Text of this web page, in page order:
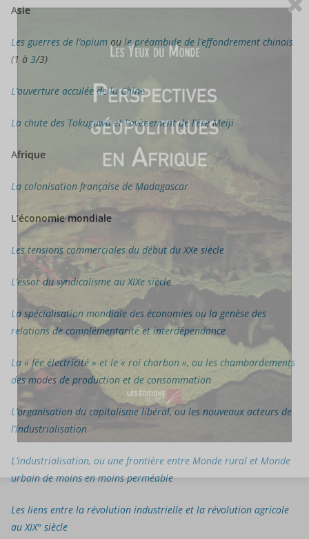
Asie
Les guerres de l’opium ou le préambule de l’effondrement chinois
(1 à 3/3)
L’ouverture acculée de la Chine
La chute des Tokugawa et l’avènement de l’ère Meiji
Afrique
La colonisation française de Madagascar
L’économie mondiale
Les tensions commerciales du début du XXe siècle
L’essor du syndicalisme au XIXe siècle
La spécialisation mondiale des économies ou la genèse des
relations de complémentarité et interdépendance
La « fée électricité » et le « roi charbon », ou les chambardements
des modes de production et de consommation
L’organisation du capitalisme libéral, ou les nouveaux acteurs de
l’industrialisation
L’industrialisation, ou une frontière entre Monde rural et Monde
urbain de moins en moins perméable
Les liens entre la révolution industrielle et la révolution agricole
au XIX° siècle